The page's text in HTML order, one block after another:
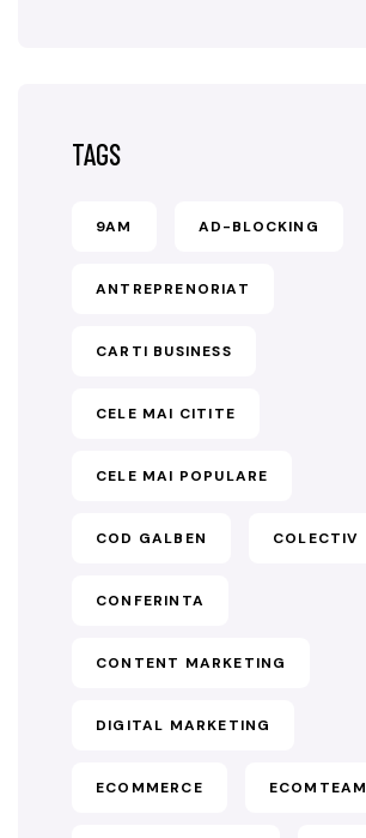
TAGS
9AM AD-BLOCKING
ANTREPRENORIAT
CARTI BUSINESS
CELE MAI CITITE
CELE MAI POPULARE
COD GALBEN COLECTIV
CONFERINTA
CONTENT MARKETING
DIGITAL MARKETING
ECOMMERCE ECOMTEAM